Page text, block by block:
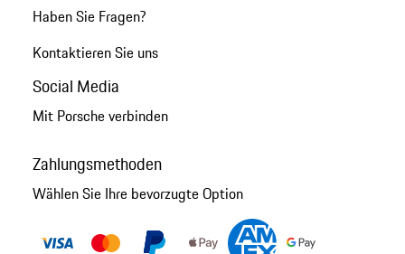
Haben Sie Fragen?
Kontaktieren Sie uns
Social Media
Mit Porsche verbinden
Zahlungsmethoden
Wählen Sie Ihre bevorzugte Option